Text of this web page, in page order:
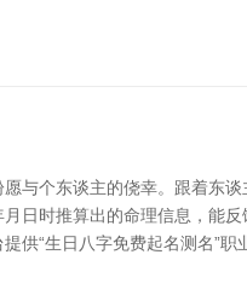
与个东谈主的侥幸。跟着东
日时推算出的命理信息，能
供“生日八字免费起名测名”